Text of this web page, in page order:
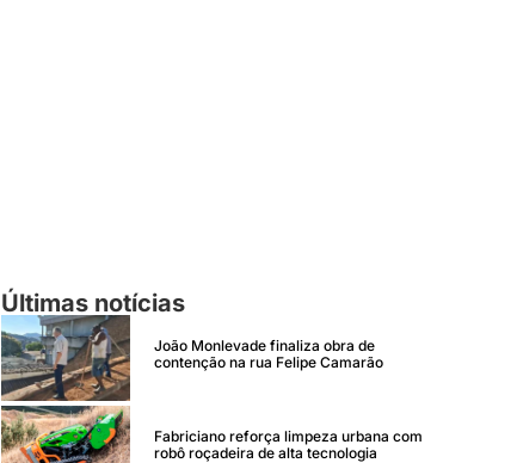
Últimas notícias
João Monlevade finaliza obra de
contenção na rua Felipe Camarão
Fabriciano reforça limpeza urbana com
robô roçadeira de alta tecnologia